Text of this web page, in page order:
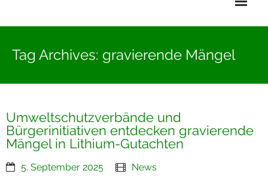
News
Über uns
Publikationen
Impressionen
Tag Archives: gravierende Mängel
Umweltschutzverbände und
Bürgerinitiativen entdecken gravierende
Mängel in Lithium-Gutachten
5. September 2025 News